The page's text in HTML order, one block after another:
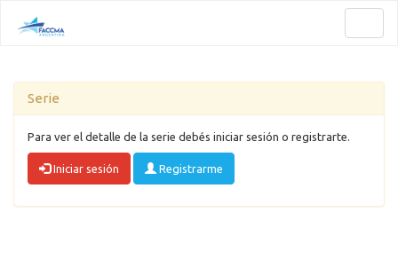
Serie
Para ver el detalle de la serie debés iniciar sesión o registrarte.
Iniciar sesión Registrarme